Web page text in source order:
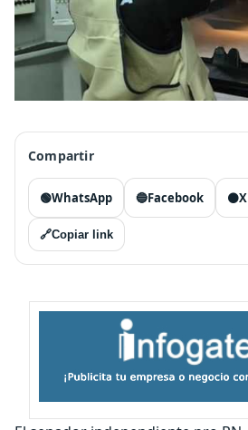
Compartir
🟢WhatsApp 🔵Facebook ⚫X
🔗Copiar link